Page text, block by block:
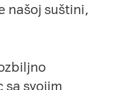
našoj suštini,
sa svojim